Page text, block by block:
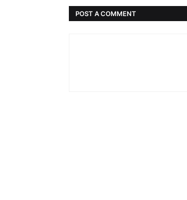
POST A COMMENT